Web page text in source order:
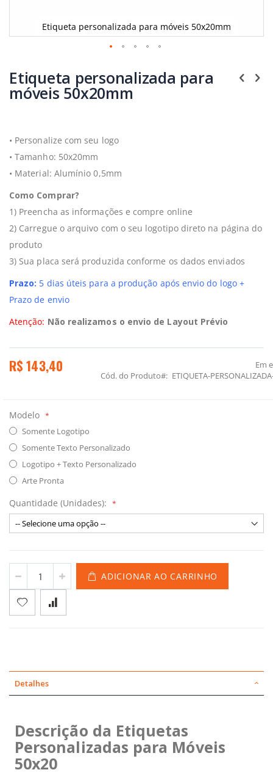
Etiqueta personalizada para móveis 50x20mm
para
o
início
imagens
Etiqueta personalizada para
móveis 50x20mm
• Personalize com seu logo
•Tamanho: 50x20mm
• Material: Alumínio 0,5mm
Como Comprar?
1) Preencha as informações e compre online
2) Carregue o arquivo com o seu logotipo direto na página do
produto
3) Sua placa será produzida conforme os dados enviados
Prazo: 5 dias úteis para a produção após envio do logo +
Prazo de envio
Atenção: Não realizamos o envio de Layout Prévio
R$ 143,40
Em
Cód. do Produto
ETIQUETA-
Modelo
Somente Logotipo
Somente Texto Personalizado
Logotipo + Texto Personalizado
Arte Pronta
Quantidade (Unidades):
ADICIONAR AO CARRINHO
Detalhes
Descrição da Etiquetas
Personalizadas para Móveis
50x20